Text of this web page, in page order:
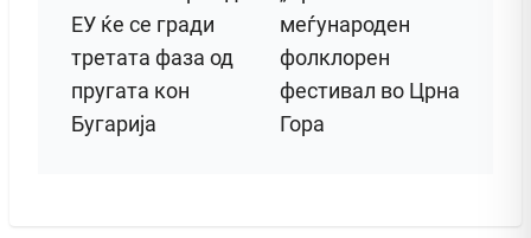
ЕУ ќе се гради
третата фаза од
пругата кон
Бугарија
меѓународен
фолклорен
фестивал во Црна
Гора